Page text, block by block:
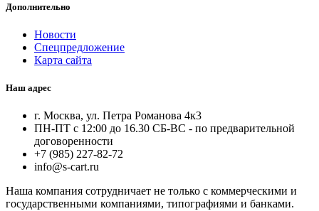
Дополнительно
Новости
Спецпредложение
Карта сайта
Наш адрес
г. Москва, ул. Петра Романова 4к3
ПН-ПТ с 12:00 до 16.30 СБ-ВС - по предварительной
договоренности
+7 (985) 227-82-72
info@s-cart.ru
Наша компания сотрудничает не только с коммерческими и
государственными компаниями, типографиями и банками.